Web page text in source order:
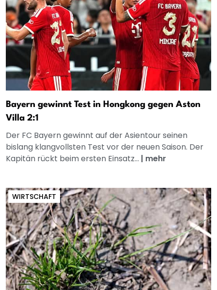
Bayern gewinnt Test in Hongkong gegen Aston
Villa 2:1
Der FC Bayern gewinnt auf der Asientour seinen
bislang klangvollsten Test vor der neuen Saison. Der
Kapitän rückt beim ersten Einsatz... | mehr
WIRTSCHAFT